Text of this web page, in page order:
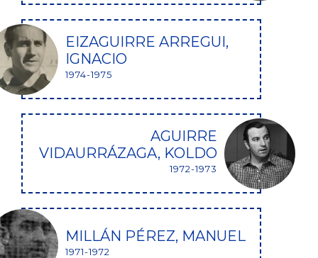
EIZAGUIRRE ARREGUI,
IGNACIO
1974-1975
AGUIRRE
VIDAURRÁZAGA, KOLDO
1972-1973
MILLÁN PÉREZ, MANUEL
1971-1972